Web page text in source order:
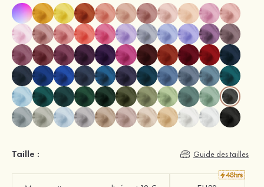
Taille : Guide des tailles